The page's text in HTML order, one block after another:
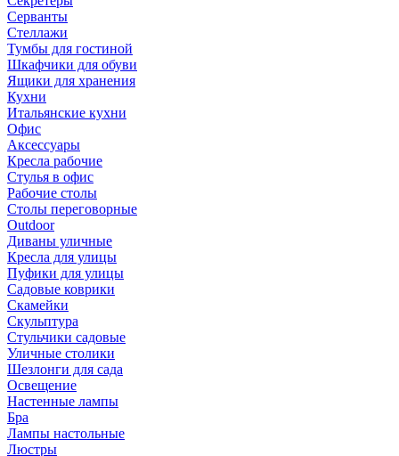
Серванты
Стеллажи
Тумбы для гостиной
Шкафчики для обуви
Ящики для хранения
Кухни
Итальянские кухни
Офис
Аксессуары
Кресла рабочие
Стулья в офис
Рабочие столы
Столы переговорные
Outdoor
Диваны уличные
Кресла для улицы
Пуфики для улицы
Садовые коврики
Скамейки
Скульптура
Стульчики садовые
Уличные столики
Шезлонги для сада
Освещение
Hастенные лампы
Бра
Лампы настольные
Люстры